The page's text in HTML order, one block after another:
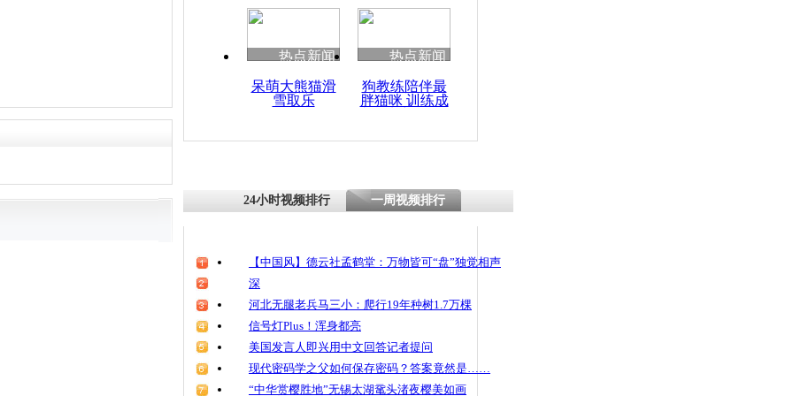
热点新闻
呆萌大熊猫滑
雪取乐
热点新闻
狗教练陪伴最
胖猫咪 训练成
24小时视频排行 一周视频排行
【中国风】德云社孟鹤堂：万物皆可“盘”独觉相声
深
河北无腿老兵马三小：爬行19年种树1.7万棵
信号灯Plus！浑身都亮
美国发言人即兴用中文回答记者提问
现代密码学之父如何保存密码？答案竟然是……
“中华赏樱胜地”无锡太湖鼋头渚夜樱美如画